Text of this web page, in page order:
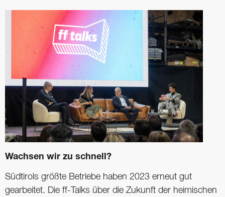
Wachsen wir zu schnell?
Südtirols größte Betriebe haben 2023 erneut gut
gearbeitet. Die ff-Talks über die Zukunft der heimischen